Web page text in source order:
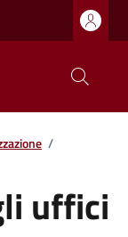
/
uffici